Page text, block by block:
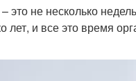
не несколько
лет, и все это время